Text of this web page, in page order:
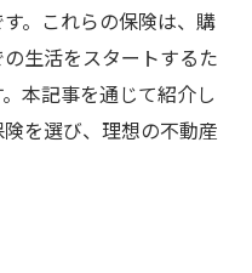
。これらの保険は、購
生活をスタートするた
本記事を通じて紹介し
を選び、理想の不動産